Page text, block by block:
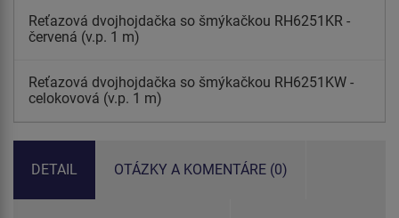
Reťazová dvojhojdačka so šmýkačkou RH6251KR -
červená (v.p. 1 m)
Reťazová dvojhojdačka so šmýkačkou RH6251KW -
celokovová (v.p. 1 m)
DETAIL OTÁZKY A KOMENTÁRE (0)